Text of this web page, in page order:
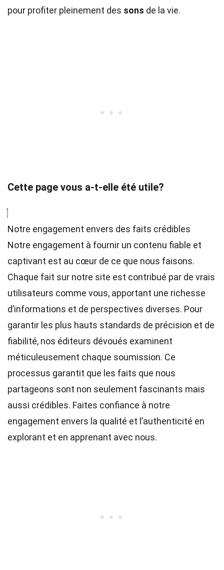
pour profiter pleinement des sons de la vie.
Cette page vous a-t-elle été utile?
Notre engagement envers des faits crédibles
Notre engagement à fournir un contenu fiable et
captivant est au cœur de ce que nous faisons.
Chaque fait sur notre site est contribué par de vrais
utilisateurs comme vous, apportant une richesse
d’informations et de perspectives diverses. Pour
garantir les plus hauts standards de précision et de
fiabilité, nos éditeurs dévoués examinent
méticuleusement chaque soumission. Ce
processus garantit que les faits que nous
partageons sont non seulement fascinants mais
aussi crédibles. Faites confiance à notre
engagement envers la qualité et l’authenticité en
explorant et en apprenant avec nous.